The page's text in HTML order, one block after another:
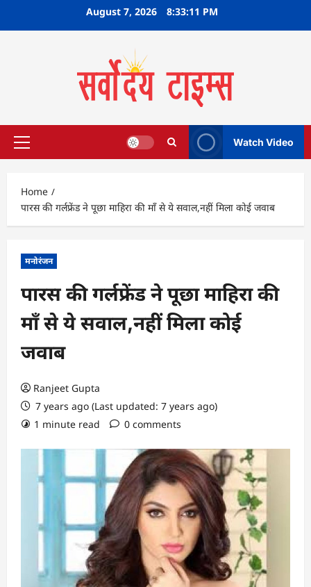
August 7, 2026 8:33:12 PM
Primary
Watch Video
Home
पारस की गर्लफ्रेंड ने पूछा माहिरा की माँ से ये सवाल,नहीं मिला कोई जवाब
मनोरंजन
पारस की गर्लफ्रेंड ने पूछा माहिरा की
माँ से ये सवाल,नहीं मिला कोई
जवाब
Ranjeet Gupta
7 years ago (Last updated: 7 years ago)
1 minute read
0 comments